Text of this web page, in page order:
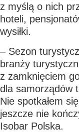
z myślą o nich
hoteli,
wysiłki.
– Sezon
branży
z zamknięciem
dla samorządów
Nie spotkałem
jeszcze nie
Isobar Polska.